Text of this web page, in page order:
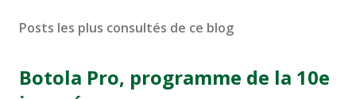
Posts les plus consultés de ce blog
Botola Pro, programme de la 10e